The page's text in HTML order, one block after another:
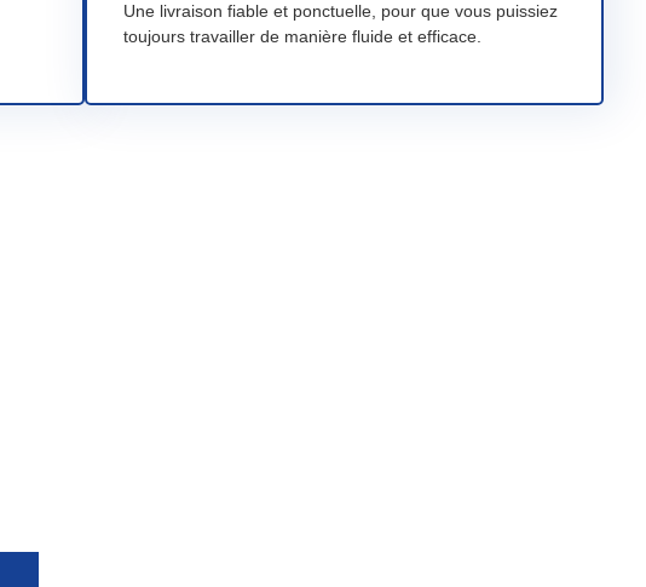
Une livraison fiable et ponctuelle, pour que vous puissiez
toujours travailler de manière fluide et efficace.